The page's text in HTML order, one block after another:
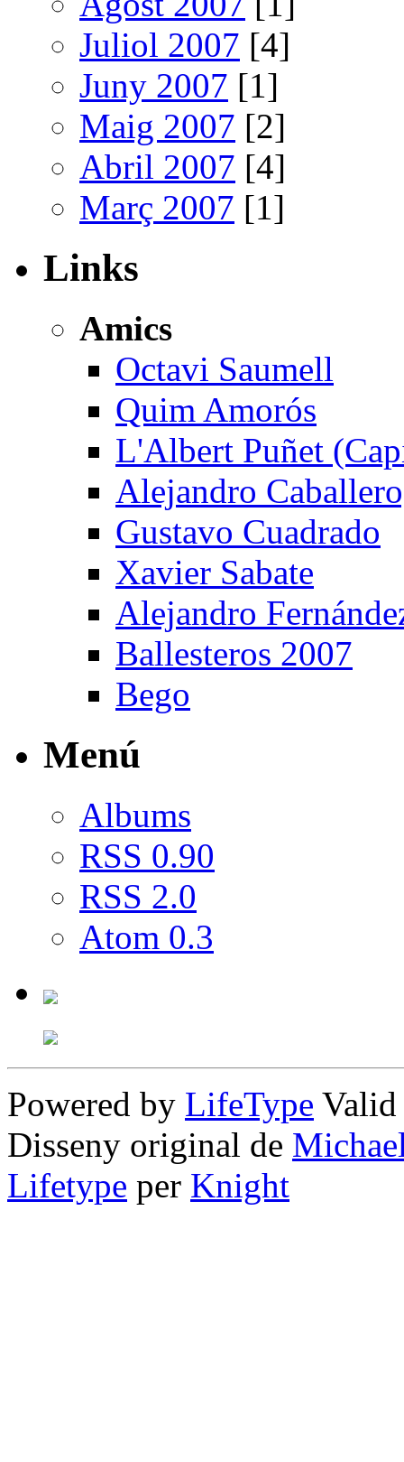
Juliol 2007 [4]
Juny 2007 [1]
Maig 2007 [2]
Abril 2007 [4]
Març 2007 [1]
Links
Amics
Octavi Saumell
Quim Amorós
L'Albert Puñet
Alejandro
Gustavo Cuadrado
Xavier Sabate
Alejandro
Ballesteros 2007
Bego
Menú
Albums
RSS 0.90
RSS 2.0
Atom 0.3
Powered by LifeType
Disseny original de
Lifetype per Knight